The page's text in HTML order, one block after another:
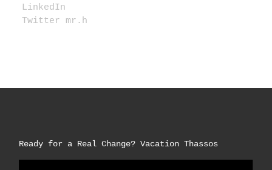
LinkedIn
Twitter mr.h
Ready for a Real Change? Vacation Thassos